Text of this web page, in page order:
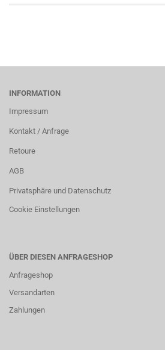
INFORMATION
Impressum
Kontakt / Anfrage
Retoure
AGB
Privatsphäre und Datenschutz
Cookie Einstellungen
ÜBER DIESEN ANFRAGESHOP
Anfrageshop
Versandarten
Zahlungen